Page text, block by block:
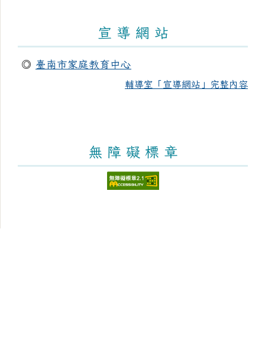
宣 導 網 站
◎ 臺南市家庭教育中心
輔導室「宣導網站」完整內容
無 障 礙 標 章